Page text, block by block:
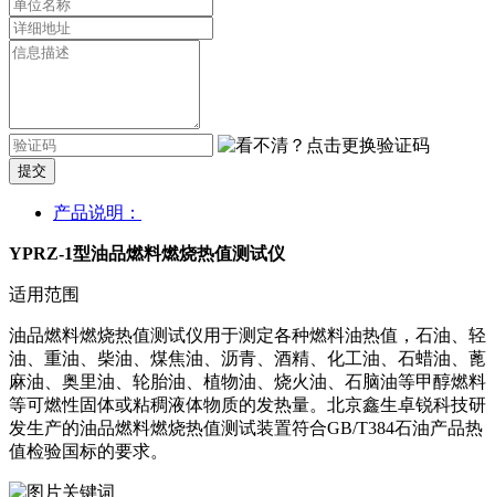
提交
产品说明：
YPRZ-1型油品燃料燃烧热值测试仪
适用范围
油品燃料燃烧热值测试仪用于测定各种燃料油热值，石油、轻
油、重油、柴油、煤焦油、沥青、酒精、化工油、石蜡油、蓖
麻油、奥里油、轮胎油、植物油、烧火油、石脑油等甲醇燃料
等可燃性固体或粘稠液体物质的发热量。北京鑫生卓锐科技研
发生产的油品燃料燃烧热值测试装置符合GB/T384石油产品热
值检验国标的要求。